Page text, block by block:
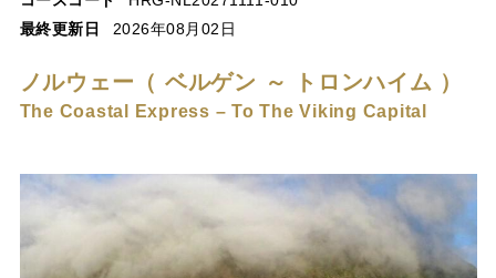
最終更新日
2026年08月02日
ノルウェー（ ベルゲン ～ トロンハイム ）
The Coastal Express – To The Viking Capital